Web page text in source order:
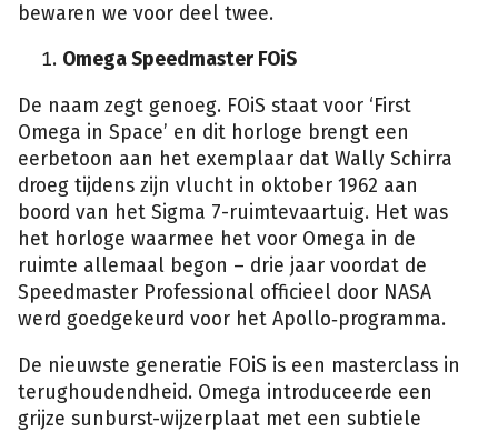
bewaren we voor deel twee.
Omega Speedmaster FOiS
De naam zegt genoeg. FOiS staat voor ‘First
Omega in Space’ en dit horloge brengt een
eerbetoon aan het exemplaar dat Wally Schirra
droeg tijdens zijn vlucht in oktober 1962 aan
boord van het Sigma 7-ruimtevaartuig. Het was
het horloge waarmee het voor Omega in de
ruimte allemaal begon – drie jaar voordat de
Speedmaster Professional officieel door NASA
werd goedgekeurd voor het Apollo‑programma.
De nieuwste generatie FOiS is een masterclass in
terughoudendheid. Omega introduceerde een
grijze sunburst-wijzerplaat met een subtiele